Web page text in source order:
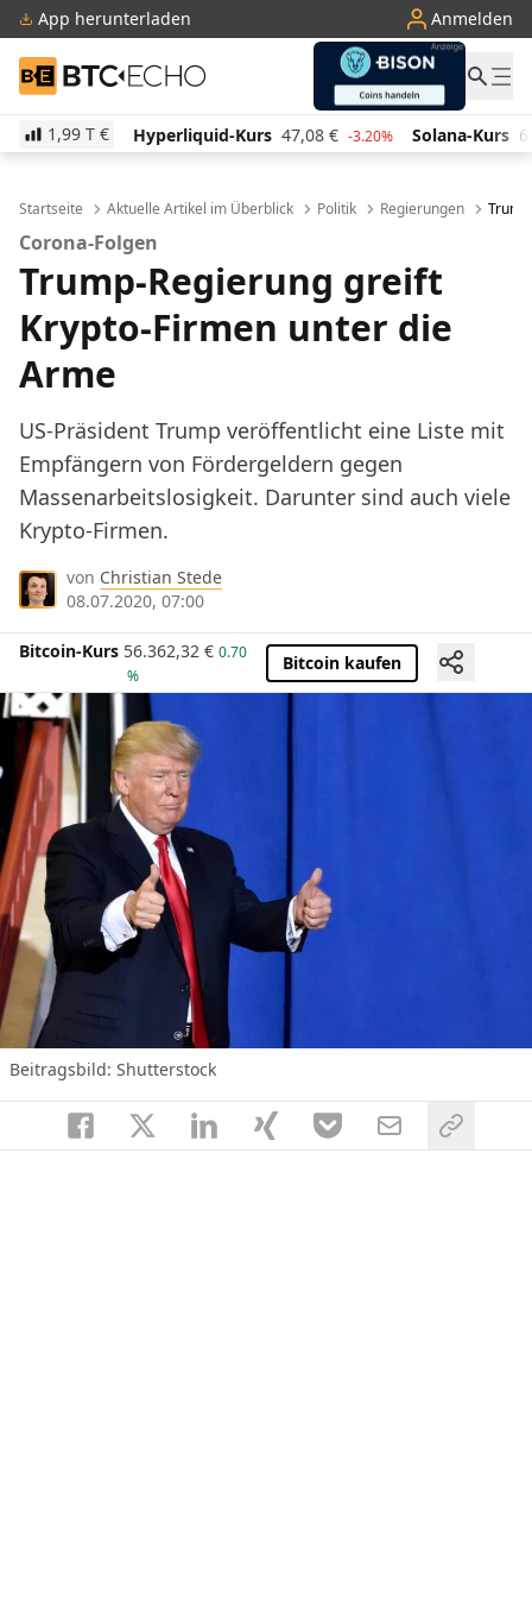
App herunterladen Anmelden
BTC-ECHO
1,99 T €
Hyperliquid-Kurs 47,08 € -3.20% Solana-Kurs 63,94 € 1.30%
Startseite Aktuelle Artikel im Überblick Politik Regierungen
Corona-Folgen
Trump-Regierung greift
Krypto-Firmen unter die
Arme
US-Präsident Trump veröffentlicht eine Liste mit
Empfängern von Fördergeldern gegen
Massenarbeitslosigkeit. Darunter sind auch viele
Krypto-Firmen.
von Christian Stede
08.07.2020, 07:00
Bitcoin-Kurs 56.362,32 € 0.70
%
Bitcoin kaufen
Beitragsbild: Shutterstock